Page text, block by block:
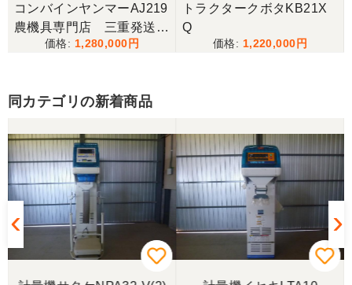
三重県／
当方の要望に対して、素早く対応していただき感謝
スタッフの鈴木さんが親切で機械に詳しく 丁寧にご
対応頂きました。 ありがとう！ 少し距離はあります
が、今後も農機具を買う際はのうき屋さんを利用し
ようと思います。
三重県／miraisann
写真と現物が違いすぎる
コンバインヤンマーAJ219
農機具専門店 三重発送整
備済み
1,280,000
トラクタークボタKB21X
Q
1,220,000
同カテゴリの新着商品